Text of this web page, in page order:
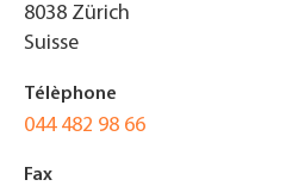
8038 Zürich
Suisse
Télèphone
044 482 98 66
Fax